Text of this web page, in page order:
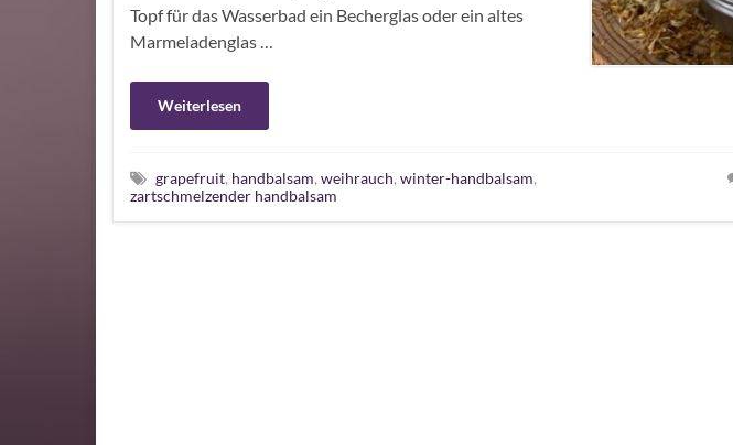
Topf für das Wasserbad ein Becherglas oder ein altes
Marmeladenglas …
Weiterlesen
grapefruit, handbalsam, weihrauch, winter-handbalsam,
zartschmelzender handbalsam